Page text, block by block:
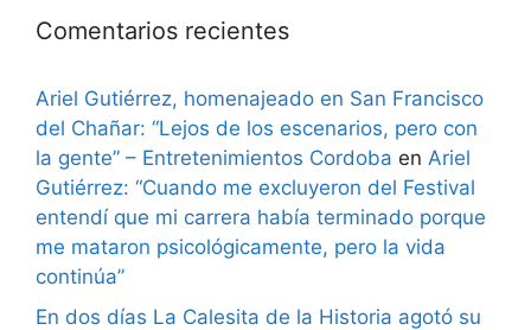
Comentarios recientes
Ariel Gutiérrez, homenajeado en San Francisco
del Chañar: “Lejos de los escenarios, pero con
la gente” – Entretenimientos Cordoba en Ariel
Gutiérrez: “Cuando me excluyeron del Festival
entendí que mi carrera había terminado porque
me mataron psicológicamente, pero la vida
continúa”
En dos días La Calesita de la Historia agotó su